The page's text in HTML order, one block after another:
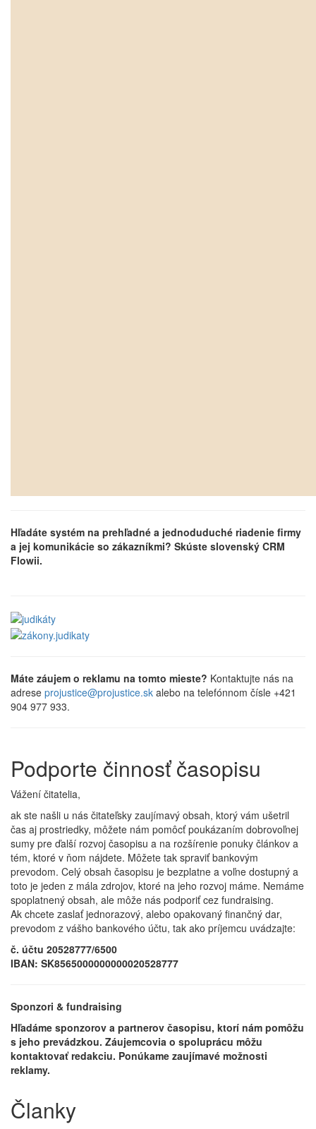
Hľadáte systém na prehľadné a jednoduduché riadenie firmy
a jej komunikácie so zákazníkmi? Skúste slovenský CRM
Flowii.
Máte záujem o reklamu na tomto mieste? Kontaktujte nás na
adrese projustice@projustice.sk alebo na telefónnom čísle +421
904 977 933.
Podporte činnosť časopisu
Vážení čitatelia,
ak ste našli u nás čitateľsky zaujímavý obsah, ktorý vám ušetril
čas aj prostriedky, môžete nám pomôcť poukázaním dobrovoľnej
sumy pre ďalší rozvoj časopisu a na rozšírenie ponuky článkov a
tém, ktoré v ňom nájdete. Môžete tak spraviť bankovým
prevodom. Celý obsah časopisu je bezplatne a voľne dostupný a
toto je jeden z mála zdrojov, ktoré na jeho rozvoj máme. Nemáme
spoplatnený obsah, ale môže nás podporiť cez fundraising.
Ak chcete zaslať jednorazový, alebo opakovaný finančný dar,
prevodom z vášho bankového účtu, tak ako príjemcu uvádzajte:
č. účtu 20528777/6500
IBAN: SK8565000000000020528777
Sponzori & fundraising
Hľadáme sponzorov a partnerov časopisu, ktorí nám pomôžu
s jeho prevádzkou. Záujemcovia o spoluprácu môžu
kontaktovať redakciu. Ponúkame zaujímavé možnosti
reklamy.
Članky